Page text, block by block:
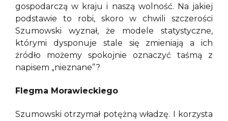
gospodarczą w kraju i naszą wolność. Na jakiej
podstawie to robi, skoro w chwili szczerości
Szumowski wyznał, że modele statystyczne,
którymi dysponuje stale się zmieniają a ich
źródło możemy spokojnie oznaczyć taśmą z
napisem „nieznane”?
Flegma Morawieckiego
Szumowski otrzymał potężną władzę. I korzysta